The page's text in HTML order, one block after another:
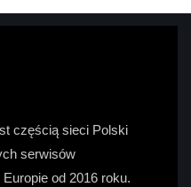
częścią sieci Polski
serwisów
od 2016 roku.